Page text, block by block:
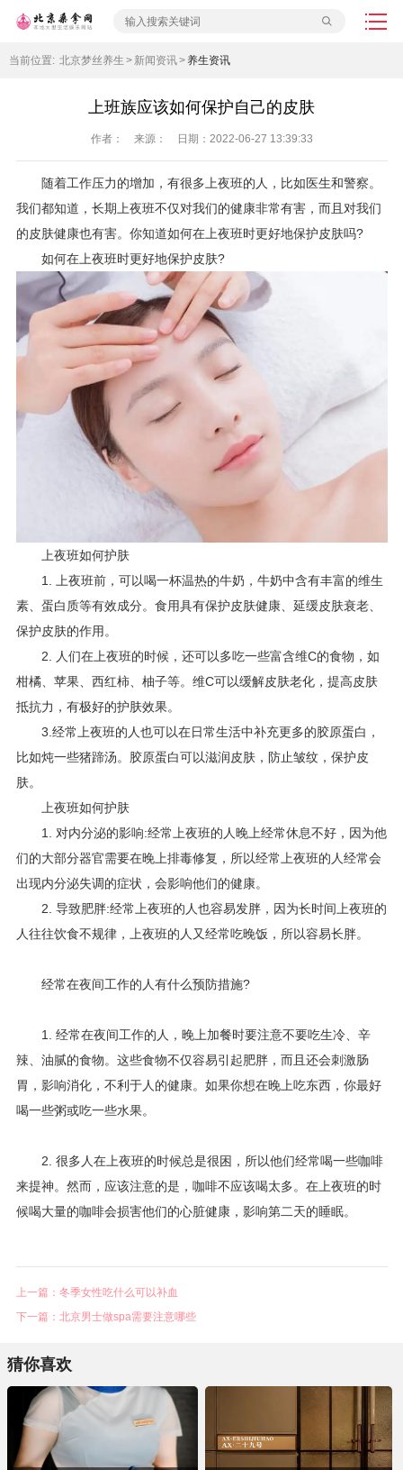
当前位置: 北京梦丝养生 > 新闻资讯>养生资讯
上班族应该如何保护自己的皮肤
作者： 来源： 日期：2022-06-27 13:39:33
随着工作压力的增加，有很多上夜班的人，比如医生和警察。
我们都知道，长期上夜班不仅对我们的健康非常有害，而且对我们
的皮肤健康也有害。你知道如何在上夜班时更好地保护皮肤吗?
如何在上夜班时更好地保护皮肤?
上夜班如何护肤
1. 上夜班前，可以喝一杯温热的牛奶，牛奶中含有丰富的维生
素、蛋白质等有效成分。食用具有保护皮肤健康、延缓皮肤衰老、
保护皮肤的作用。
2. 人们在上夜班的时候，还可以多吃一些富含维C的食物，如
柑橘、苹果、西红柿、柚子等。维C可以缓解皮肤老化，提高皮肤
抵抗力，有极好的护肤效果。
3.经常上夜班的人也可以在日常生活中补充更多的胶原蛋白，
比如炖一些猪蹄汤。胶原蛋白可以滋润皮肤，防止皱纹，保护皮
肤。
上夜班如何护肤
1. 对内分泌的影响:经常上夜班的人晚上经常休息不好，因为他
们的大部分器官需要在晚上排毒修复，所以经常上夜班的人经常会
出现内分泌失调的症状，会影响他们的健康。
2. 导致肥胖:经常上夜班的人也容易发胖，因为长时间上夜班的
人往往饮食不规律，上夜班的人又经常吃晚饭，所以容易长胖。
经常在夜间工作的人有什么预防措施?
1. 经常在夜间工作的人，晚上加餐时要注意不要吃生冷、辛
辣、油腻的食物。这些食物不仅容易引起肥胖，而且还会刺激肠
胃，影响消化，不利于人的健康。如果你想在晚上吃东西，你最好
喝一些粥或吃一些水果。
2. 很多人在上夜班的时候总是很困，所以他们经常喝一些咖啡
来提神。然而，应该注意的是，咖啡不应该喝太多。在上夜班的时
候喝大量的咖啡会损害他们的心脏健康，影响第二天的睡眠。
上一篇：冬季女性吃什么可以补血
下一篇：北京男士做spa需要注意哪些
猜你喜欢